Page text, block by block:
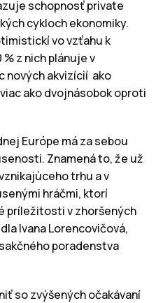
schopnosť private
cykloch ekonomiky.
vo vzťahu k
z nich plánuje v
nových akvizícií ako
ako dvojnásobok oproti
Európe má za sebou
Znamená to, že už
trhu a v
hráčmi, ktorí
príležitosti v zhoršených
Ivana Lorencovičová,
poradenstva
so zvýšených očakávaní